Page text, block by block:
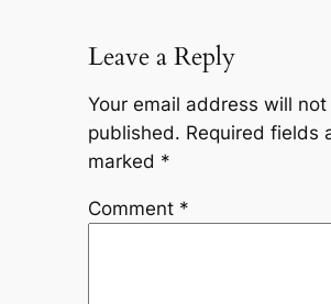
Leave a Reply
Your email address will not
published. Required fields
marked *
Comment *